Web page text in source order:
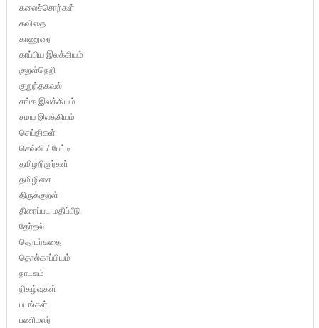
கலைச்சொற்கள்
கவிதை
காணுரை
காப்பிய இலக்கியம்
குறள்நெறி
குறுந்தகவல்
சங்க இலக்கியம்
சமய இலக்கியம்
செய்திகள்
செவ்வி / பேட்டி
தமிழறிஞர்கள்
தமிழிசை
திருக்குறள்
திரைப்பட மதிப்பீடு
தேர்தல்
தொடர்கதை
தொல்காப்பியம்
நாடகம்
நிகழ்வுகள்
படங்கள்
பணிமலர்